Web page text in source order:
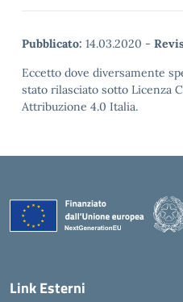
Pubblicato: 14.03.2020 -
Eccetto dove diversamente
stato rilasciato sotto Licenza
Attribuzione 4.0 Italia.
Link Esterni